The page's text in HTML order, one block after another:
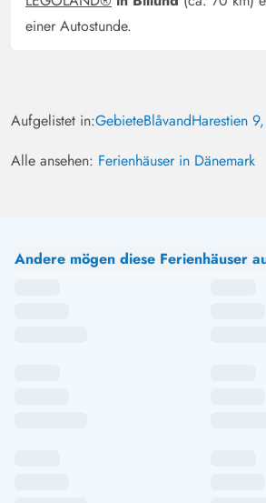
Liegestühlen könnt ihr gemeinsam
angenehmen Aufenthalt mit Hund ist
morgendlicher Besuch von Reh und
möglich und wir bitten um Rücksicht
Super schönes Haus.
einer Autostunde.
Aufgelistet in:GebieteBlåvandHarestien
Alle ansehen: Ferienhäuser in Dänemark
Andere mögen diese Ferienhäuser